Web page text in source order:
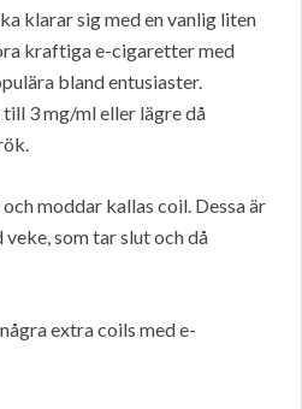
klarar sig med en vanlig liten
kraftiga e-cigaretter med
bland entusiaster.
3 mg/ml eller lägre då
moddar kallas coil. Dessa är
som tar slut och då
extra coils med e-